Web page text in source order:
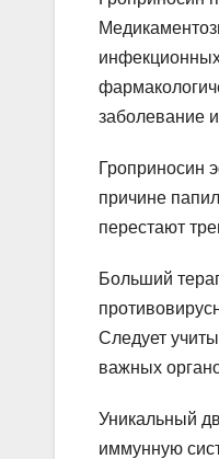
заболевание
Гроприносин
причине
перестают
Больший
Следует
важных
Уникальный
иммунную